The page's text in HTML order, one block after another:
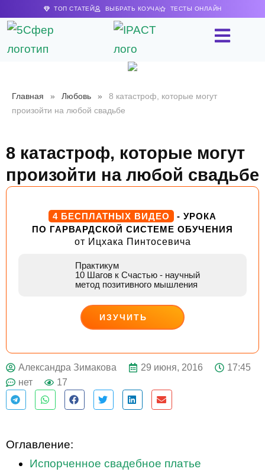
ТОП СТАТЕЙ ВЫБРАТЬ КОУЧА ТЕСТЫ ОНЛАЙН
Главная » Любовь »
8 катастроф, которые могут
произойти на любой свадьбе
8 катастроф, которые могут
произойти на любой свадьбе
4 БЕСПЛАТНЫХ ВИДЕО
- УРОКА
ПО ГАРВАРДСКОЙ СИСТЕМЕ ОБУЧЕНИЯ
от Ицхака Пинтосевича
Практикум
10 Шагов к Счастью - научный
метод позитивного мышления
ИЗУЧИТЬ
ДЕЙСТВУЙ
Александра Зимакова 29 июня, 2016
17:45
нет
17
Оглавление:
Испорченное свадебное платье